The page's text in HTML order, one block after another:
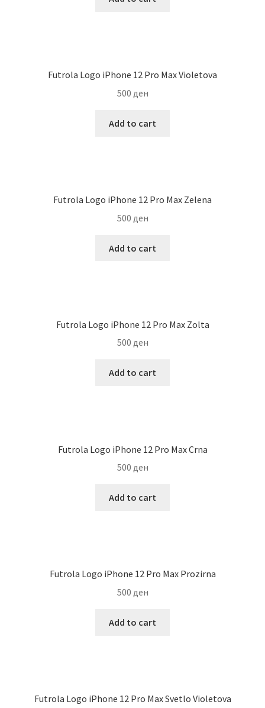
Futrola Logo iPhone 12 Pro Max Violetova
500 ден
Add to cart
Futrola Logo iPhone 12 Pro Max Zelena
500 ден
Add to cart
Futrola Logo iPhone 12 Pro Max Zolta
500 ден
Add to cart
Futrola Logo iPhone 12 Pro Max Crna
500 ден
Add to cart
Futrola Logo iPhone 12 Pro Max Prozirna
500 ден
Add to cart
Futrola Logo iPhone 12 Pro Max Svetlo Violetova